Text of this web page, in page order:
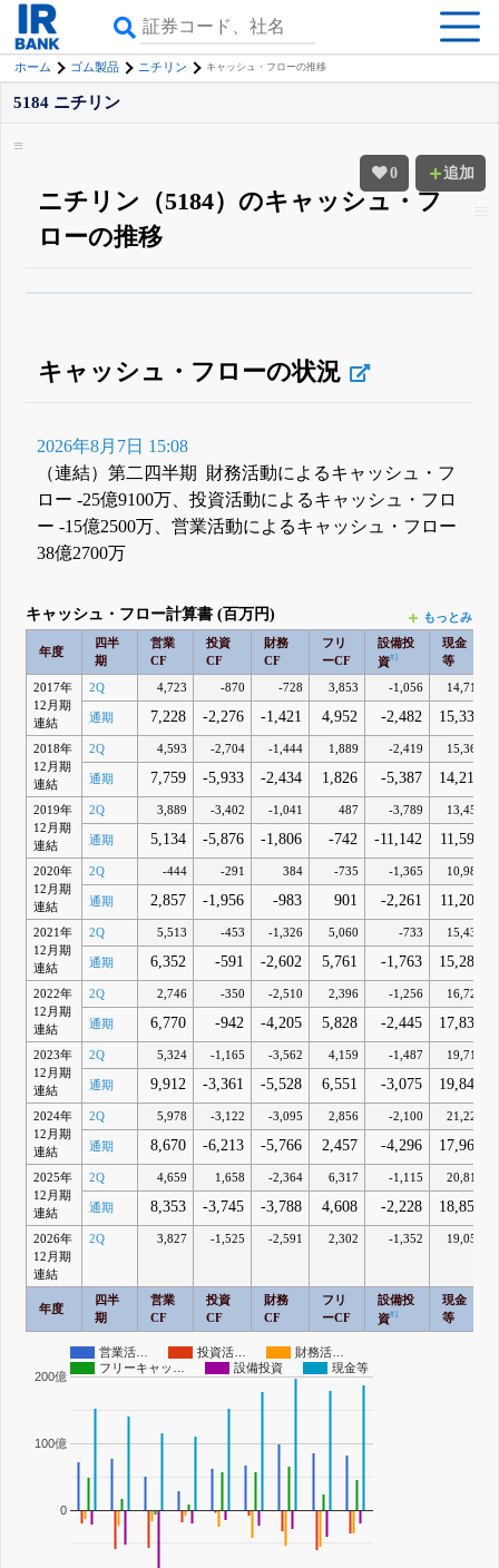
ホーム ゴム製品 ニチリン キャッシュ・フローの推移
0 追加
5184 ニチリン
ニチリン（5184）のキャッシュ・フ
ローの推移
登録すると永久30%OFFと米株版の先行利用も付きます
キャッシュ・フローの状況
2026年8月7日 15:08
（連結）第二四半期 財務活動によるキャッシュ・フ
ロー -25億9100万、投資活動によるキャッシュ・フロ
ー -15億2500万、営業活動によるキャッシュ・フロー
38億2700万
キャッシュ・フロー計算書 (百万円) もっとみる
年度
四半
期
営業
CF
投資
CF
財務
CF
フリ
ーCF
設備投
資#1
現金
等
2017年
12月期
連結
2Q 4,723 -870 -728 3,853 -1,056 14,717
通期 7,228 -2,276 -1,421 4,952 -2,482 15,334
2018年
12月期
連結
2Q 4,593 -2,704 -1,444 1,889 -2,419 15,363
通期 7,759 -5,933 -2,434 1,826 -5,387 14,210
2019年
12月期
連結
2Q 3,889 -3,402 -1,041 487 -3,789 13,450
通期 5,134 -5,876 -1,806 -742 -11,142 11,590
2020年
12月期
連結
2Q -444 -291 384 -735 -1,365 10,987
通期 2,857 -1,956 -983 901 -2,261 11,200
2021年
12月期
連結
2Q 5,513 -453 -1,326 5,060 -733 15,433
通期 6,352 -591 -2,602 5,761 -1,763 15,289
2022年
12月期
連結
2Q 2,746 -350 -2,510 2,396 -1,256 16,728
通期 6,770 -942 -4,205 5,828 -2,445 17,836
2023年
12月期
連結
2Q 5,324 -1,165 -3,562 4,159 -1,487 19,714
通期 9,912 -3,361 -5,528 6,551 -3,075 19,847
2024年
12月期
連結
2Q 5,978 -3,122 -3,095 2,856 -2,100 21,222
通期 8,670 -6,213 -5,766 2,457 -4,296 17,960
2025年
12月期
連結
2Q 4,659 1,658 -2,364 6,317 -1,115 20,812
通期 8,353 -3,745 -3,788 4,608 -2,228 18,858
2026年
12月期
連結
2Q 3,827 -1,525 -2,591 2,302 -1,352 19,057
年度
四半
期
営業
CF
投資
CF
財務
CF
フリ
ーCF
設備投
資#1
現金
等
営業活… 投資活…
財務活…
フリーキャッ…
設備投資 現金等
0
100億
200億